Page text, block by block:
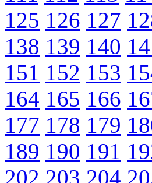
125 126 127
138 139 140
151 152 153
164 165 166
177 178 179
189 190 191
202 203 204